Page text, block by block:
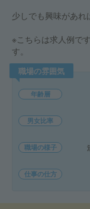
少しでも興味があれ
※こちらは求人例で
す。
職場の雰囲気
年齢層
男女比率
職場の様子
仕事の仕方